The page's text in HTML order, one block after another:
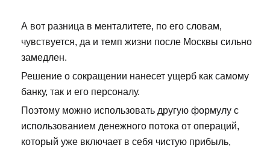
А вот разница в менталитете, по его словам,
чувствуется, да и темп жизни после Москвы сильно
замедлен.
Решение о сокращении нанесет ущерб как самому
банку, так и его персоналу.
Поэтому можно использовать другую формулу с
использованием денежного потока от операций,
который уже включает в себя чистую прибыль,